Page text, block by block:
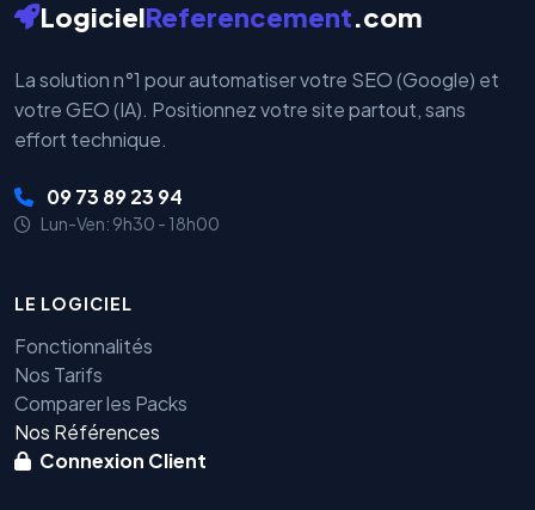
LogicielReferencement.com
La solution n°1 pour automatiser votre SEO (Google) et
votre GEO (IA). Positionnez votre site partout, sans
effort technique.
09 73 89 23 94
Lun-Ven: 9h30 - 18h00
LE LOGICIEL
Fonctionnalités
Nos Tarifs
Comparer les Packs
Nos Références
Connexion Client